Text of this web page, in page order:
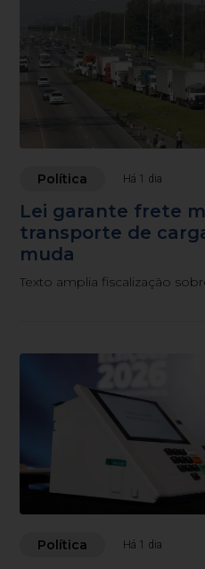
Política Há 1 dia
Lei garante frete
transporte de
muda
Texto amplia fiscalização
Política Há 1 dia